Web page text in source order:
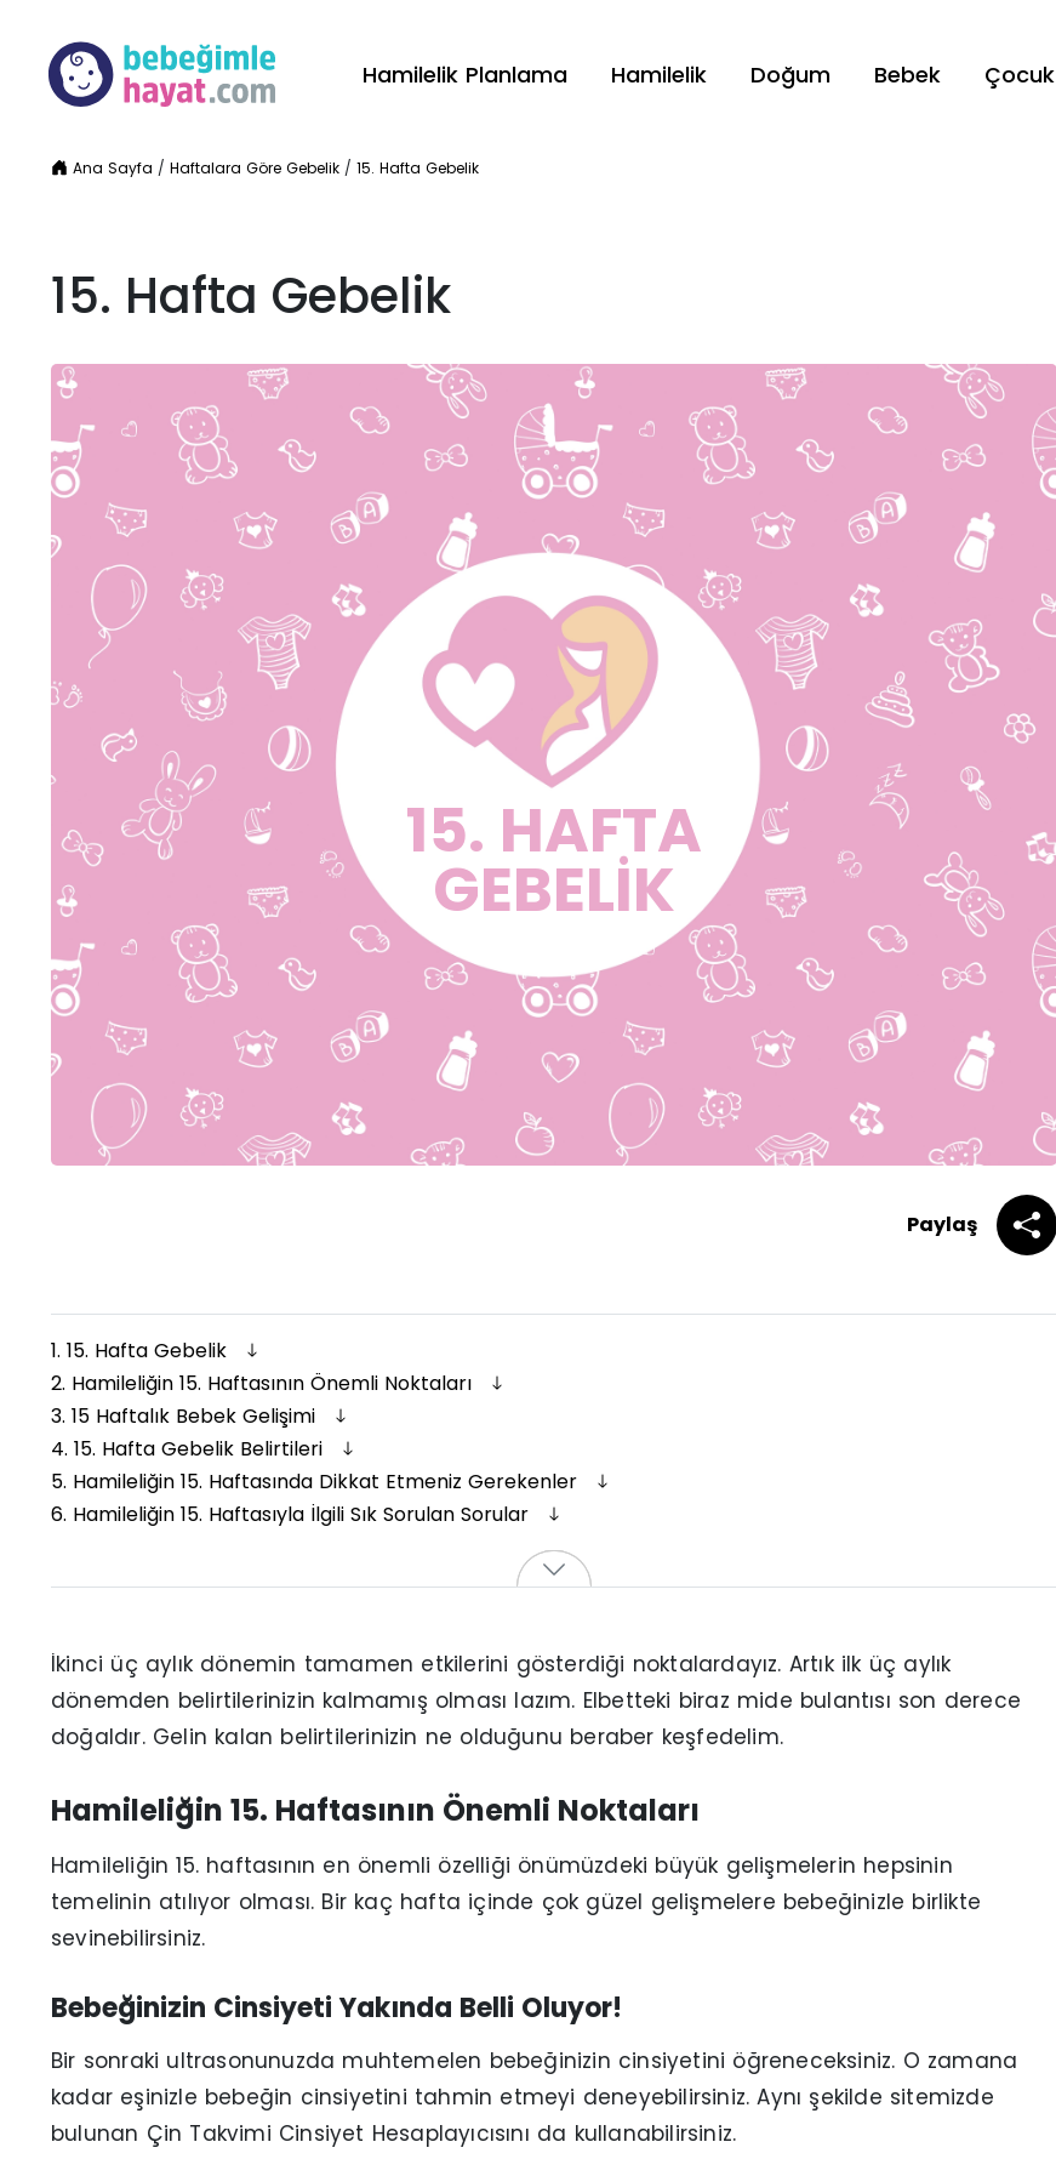
Hamilelik Planlama Hamilelik Doğum Bebek Çocuk
Ana Sayfa /Haftalara Göre Gebelik /15. Hafta Gebelik
15. Hafta Gebelik
15. HAFTA
GEBELİK
Paylaş
1. 15. Hafta Gebelik
2. Hamileliğin 15. Haftasının Önemli Noktaları
3. 15 Haftalık Bebek Gelişimi
4. 15. Hafta Gebelik Belirtileri
5. Hamileliğin 15. Haftasında Dikkat Etmeniz Gerekenler
6. Hamileliğin 15. Haftasıyla İlgili Sık Sorulan Sorular
İkinci üç aylık dönemin tamamen etkilerini gösterdiği noktalardayız. Artık ilk üç aylık
dönemden belirtilerinizin kalmamış olması lazım. Elbetteki biraz mide bulantısı son derece
doğaldır. Gelin kalan belirtilerinizin ne olduğunu beraber keşfedelim.
Hamileliğin 15. Haftasının Önemli Noktaları
Hamileliğin 15. haftasının en önemli özelliği önümüzdeki büyük gelişmelerin hepsinin
temelinin atılıyor olması. Bir kaç hafta içinde çok güzel gelişmelere bebeğinizle birlikte
sevinebilirsiniz.
Bebeğinizin Cinsiyeti Yakında Belli Oluyor!
Bir sonraki ultrasonunuzda muhtemelen bebeğinizin cinsiyetini öğreneceksiniz. O zamana
kadar eşinizle bebeğin cinsiyetini tahmin etmeyi deneyebilirsiniz. Aynı şekilde sitemizde
bulunan Çin Takvimi Cinsiyet Hesaplayıcısını da kullanabilirsiniz.